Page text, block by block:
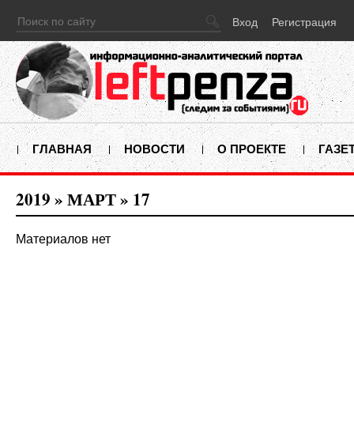
Вход Регистрация
ГЛАВНАЯ НОВОСТИ О ПРОЕКТЕ
2019 » МАРТ» 17
Материалов нет